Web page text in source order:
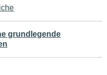
grundlegende